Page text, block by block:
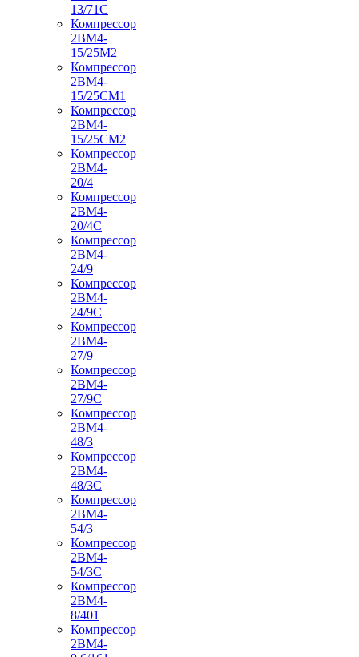
13/71С
Компрессор
2ВМ4-
15/25М2
Компрессор
2ВМ4-
15/25СМ1
Компрессор
2ВМ4-
15/25СМ2
Компрессор
2ВМ4-
20/4
Компрессор
2ВМ4-
20/4С
Компрессор
2ВМ4-
24/9
Компрессор
2ВМ4-
24/9С
Компрессор
2ВМ4-
27/9
Компрессор
2ВМ4-
27/9С
Компрессор
2ВМ4-
48/3
Компрессор
2ВМ4-
48/3С
Компрессор
2ВМ4-
54/3
Компрессор
2ВМ4-
54/3С
Компрессор
2ВМ4-
8/401
Компрессор
2ВМ4-